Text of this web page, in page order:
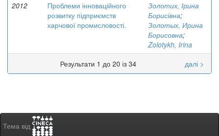
2012
Проблеми інноваційного
розвитку підприємств
харчової промисловості.
Золотих, Ірина
Борисівна;
Золотых, Ирина
Борисовна;
Zolotykh, Irina
Результати 1 до 20 із 34
далі >
Тема від